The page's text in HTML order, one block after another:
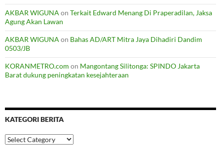
AKBAR WIGUNAon Terkait Edward Menang Di Praperadilan, Jaksa
Agung Akan Lawan
AKBAR WIGUNAon Bahas AD/ART Mitra Jaya Dihadiri Dandim
0503/JB
KORANMETRO.com on Mangontang Silitonga: SPINDO Jakarta
Barat dukung peningkatan kesejahteraan
KATEGORI BERITA
Kategori
Berita